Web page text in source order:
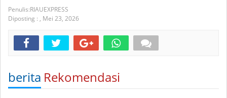
RIAUEXPRESS
Diposting : , Mei 23, 2026
berita Rekomendasi